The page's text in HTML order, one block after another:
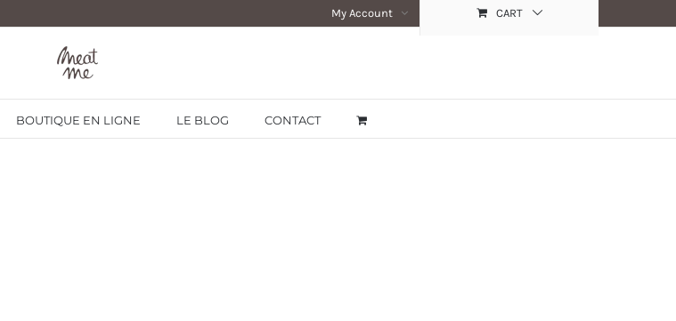
My Account CART
BOUTIQUE EN LIGNE LE BLOG CONTACT